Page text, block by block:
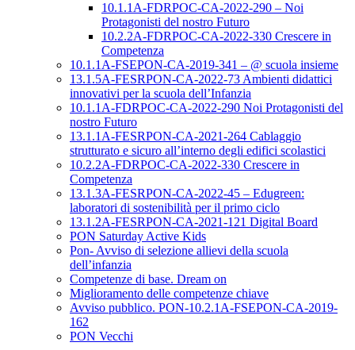
10.1.1A-FDRPOC-CA-2022-290 – Noi
Protagonisti del nostro Futuro
10.2.2A-FDRPOC-CA-2022-330 Crescere in
Competenza
10.1.1A-FSEPON-CA-2019-341 – @ scuola insieme
13.1.5A-FESRPON-CA-2022-73 Ambienti didattici
innovativi per la scuola dell’Infanzia
10.1.1A-FDRPOC-CA-2022-290 Noi Protagonisti del
nostro Futuro
13.1.1A-FESRPON-CA-2021-264 Cablaggio
strutturato e sicuro all’interno degli edifici scolastici
10.2.2A-FDRPOC-CA-2022-330 Crescere in
Competenza
13.1.3A-FESRPON-CA-2022-45 – Edugreen:
laboratori di sostenibilità per il primo ciclo
13.1.2A-FESRPON-CA-2021-121 Digital Board
PON Saturday Active Kids
Pon- Avviso di selezione allievi della scuola
dell’infanzia
Competenze di base. Dream on
Miglioramento delle competenze chiave
Avviso pubblico. PON-10.2.1A-FSEPON-CA-2019-
162
PON Vecchi